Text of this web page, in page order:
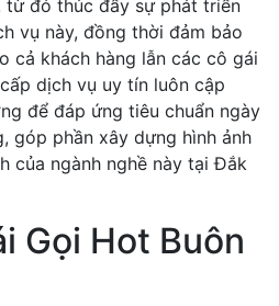
từ đó thúc đẩy sự phát triển
vụ này, đồng thời đảm bảo
cả khách hàng lẫn các cô gái
dịch vụ uy tín luôn cập
để đáp ứng tiêu chuẩn ngày
góp phần xây dựng hình ảnh
của ngành nghề này tại Đắk
Gọi Hot Buôn